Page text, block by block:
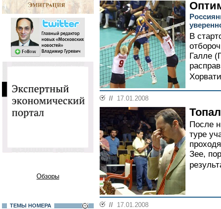
Обзоры
ТЕМЫ НОМЕРА
В
Галле
// 17.01.2008
После
туре
Зее,
// 17.01.2008